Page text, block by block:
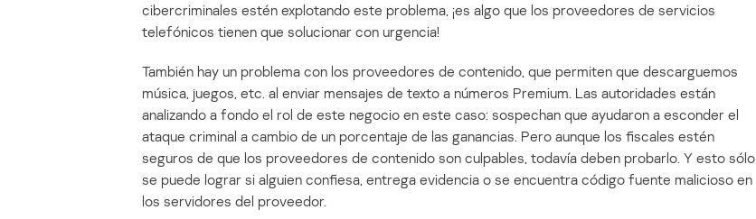
cibercriminales estén explotando este problema, ¡es algo que los proveedores de servicios
telefónicos tienen que solucionar con urgencia!
También hay un problema con los proveedores de contenido, que permiten que descarguemos
música, juegos, etc. al enviar mensajes de texto a números Premium. Las autoridades están
analizando a fondo el rol de este negocio en este caso: sospechan que ayudaron a esconder el
ataque criminal a cambio de un porcentaje de las ganancias. Pero aunque los fiscales estén
seguros de que los proveedores de contenido son culpables, todavía deben probarlo. Y esto sólo
se puede lograr si alguien confiesa, entrega evidencia o se encuentra código fuente malicioso en
los servidores del proveedor.